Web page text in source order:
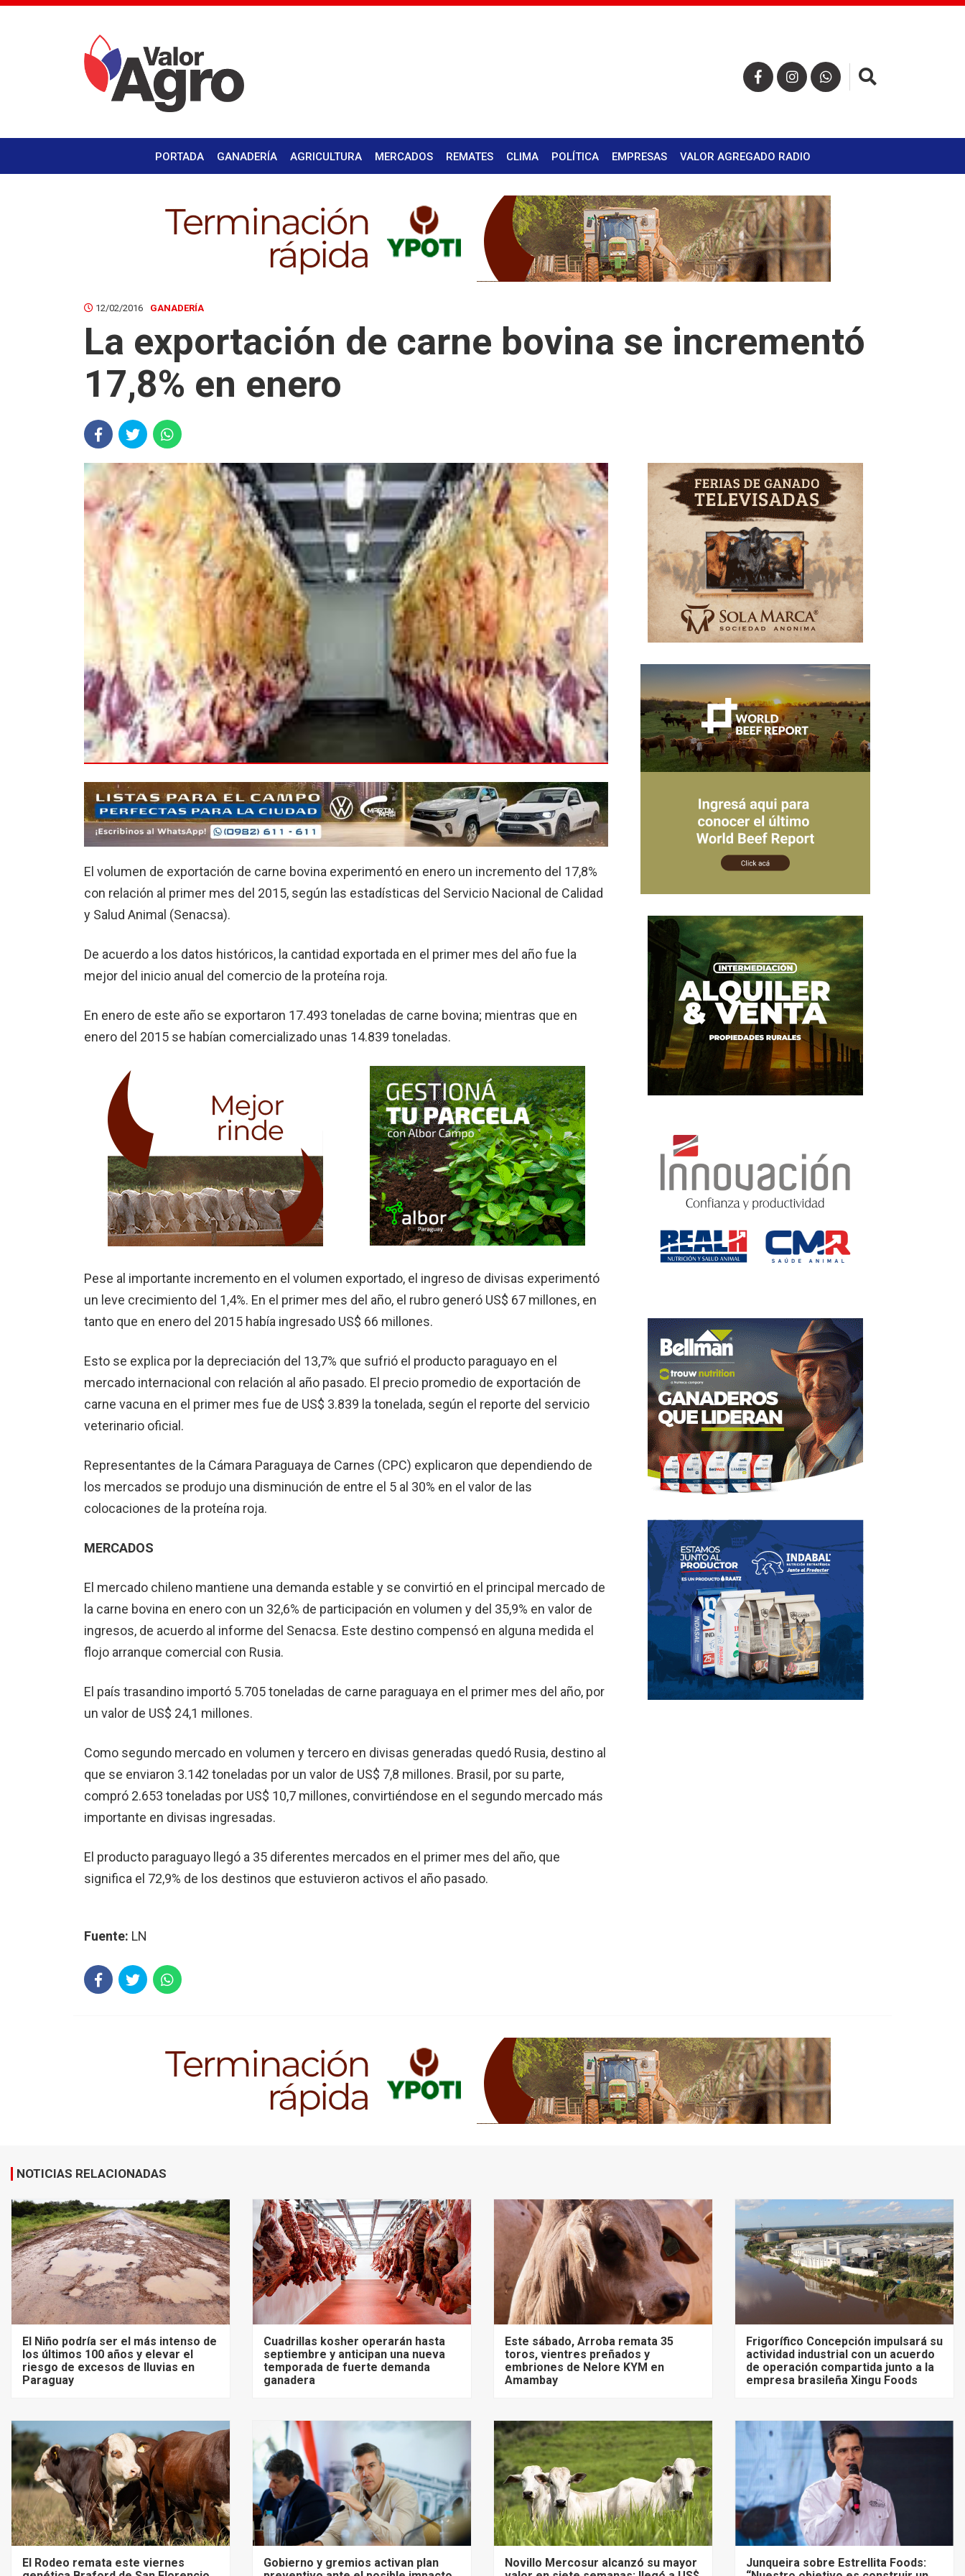
PORTADA GANADERÍA AGRICULTURA MERCADOS REMATES CLIMA POLÍTICA EMPRESAS VALOR AGREGADO RADIO
12/02/2016 GANADERÍA
La exportación de carne bovina se incrementó
17,8% en enero
El volumen de exportación de carne bovina experimentó en enero un incremento del 17,8%
con relación al primer mes del 2015, según las estadísticas del Servicio Nacional de Calidad
y Salud Animal (Senacsa).
De acuerdo a los datos históricos, la cantidad exportada en el primer mes del año fue la
mejor del inicio anual del comercio de la proteína roja.
En enero de este año se exportaron 17.493 toneladas de carne bovina; mientras que en
enero del 2015 se habían comercializado unas 14.839 toneladas.
Pese al importante incremento en el volumen exportado, el ingreso de divisas experimentó
un leve crecimiento del 1,4%. En el primer mes del año, el rubro generó US$ 67 millones, en
tanto que en enero del 2015 había ingresado US$ 66 millones.
Esto se explica por la depreciación del 13,7% que sufrió el producto paraguayo en el
mercado internacional con relación al año pasado. El precio promedio de exportación de
carne vacuna en el primer mes fue de US$ 3.839 la tonelada, según el reporte del servicio
veterinario oficial.
Representantes de la Cámara Paraguaya de Carnes (CPC) explicaron que dependiendo de
los mercados se produjo una disminución de entre el 5 al 30% en el valor de las
colocaciones de la proteína roja.
MERCADOS
El mercado chileno mantiene una demanda estable y se convirtió en el principal mercado de
la carne bovina en enero con un 32,6% de participación en volumen y del 35,9% en valor de
ingresos, de acuerdo al informe del Senacsa. Este destino compensó en alguna medida el
flojo arranque comercial con Rusia.
El país trasandino importó 5.705 toneladas de carne paraguaya en el primer mes del año, por
un valor de US$ 24,1 millones.
Como segundo mercado en volumen y tercero en divisas generadas quedó Rusia, destino al
que se enviaron 3.142 toneladas por un valor de US$ 7,8 millones. Brasil, por su parte,
compró 2.653 toneladas por US$ 10,7 millones, convirtiéndose en el segundo mercado más
importante en divisas ingresadas.
El producto paraguayo llegó a 35 diferentes mercados en el primer mes del año, que
significa el 72,9% de los destinos que estuvieron activos el año pasado.
Fuente: LN
NOTICIAS RELACIONADAS
El Niño podría ser el más intenso de
los últimos 100 años y elevar el
riesgo de excesos de lluvias en
Paraguay
Cuadrillas kosher operarán hasta
septiembre y anticipan una nueva
temporada de fuerte demanda
ganadera
Este sábado, Arroba remata 35
toros, vientres preñados y
embriones de Nelore KYM en
Amambay
Frigorífico Concepción impulsará su
actividad industrial con un acuerdo
de operación compartida junto a la
empresa brasileña Xingu Foods
El Rodeo remata este viernes
Gobierno y gremios activan plan
Novillo Mercosur alcanzó su mayor
Junqueira sobre Estrellita Foods: